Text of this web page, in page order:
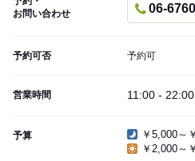
お問い合わせ
06-
予約可否 予約可
営業時間 11:00 - 22:00
予算
￥5,000～
￥2,000～